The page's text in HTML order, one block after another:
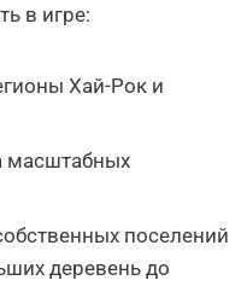
в игре:
Хай-Рок и
масштабных
поселений
деревень до